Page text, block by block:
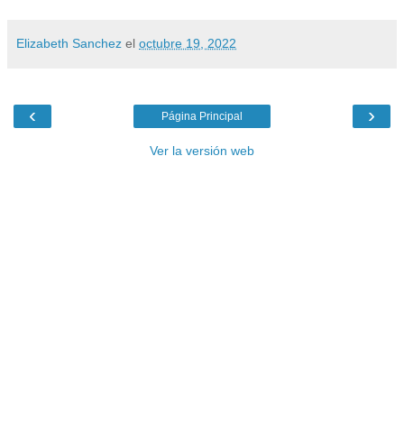
Elizabeth Sanchez el octubre 19, 2022
‹ ›
Página Principal
Ver la versión web